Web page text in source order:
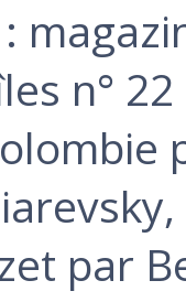
n°
par